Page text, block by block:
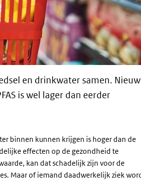
en drinkwater samen. Nieuw
is wel lager dan eerder
binnen kunnen krijgen is hoger dan de
effecten op de gezondheid te
kan dat schadelijk zijn voor de
Maar of iemand daadwerkelijk ziek